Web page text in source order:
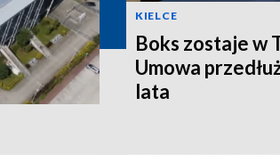
KIELCE
Boks zostaje w
Umowa
lata